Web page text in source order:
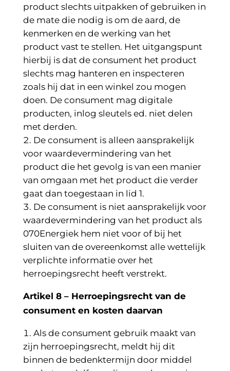
product slechts uitpakken of gebruiken in
de mate die nodig is om de aard, de
kenmerken en de werking van het
product vast te stellen. Het uitgangspunt
hierbij is dat de consument het product
slechts mag hanteren en inspecteren
zoals hij dat in een winkel zou mogen
doen. De consument mag digitale
producten, inlog sleutels ed. niet delen
met derden.
De consument is alleen aansprakelijk
voor waardevermindering van het
product die het gevolg is van een manier
van omgaan met het product die verder
gaat dan toegestaan in lid 1.
De consument is niet aansprakelijk voor
waardevermindering van het product als
070Energiek hem niet voor of bij het
sluiten van de overeenkomst alle wettelijk
verplichte informatie over het
herroepingsrecht heeft verstrekt.
Artikel 8 – Herroepingsrecht van de
consument en kosten daarvan
Als de consument gebruik maakt van
zijn herroepingsrecht, meldt hij dit
binnen de bedenktermijn door middel